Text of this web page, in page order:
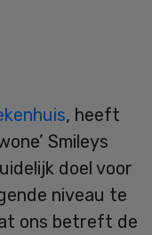
, heeft
Smileys
doel voor
niveau te
ons betreft de